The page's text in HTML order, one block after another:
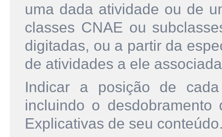
uma dada atividade ou de
classes CNAE ou
digitadas, ou a partir da
de atividades a ele
Indicar a posição de
incluindo o
Explicativas de seu